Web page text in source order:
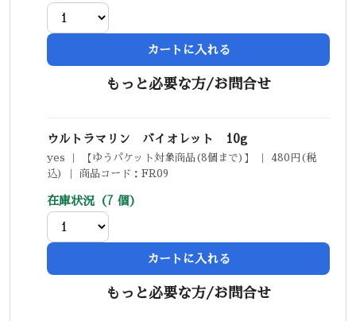
カートに入れる
もっと必要な方/お問合せ
ウルトラマリン バイオレット 10g
yes ｜ 【ゆうパケット対象商品(8個まで)】 ｜ 480円(税
込) ｜ 商品コード：FR09
在庫状況（7 個）
カートに入れる
もっと必要な方/お問合せ